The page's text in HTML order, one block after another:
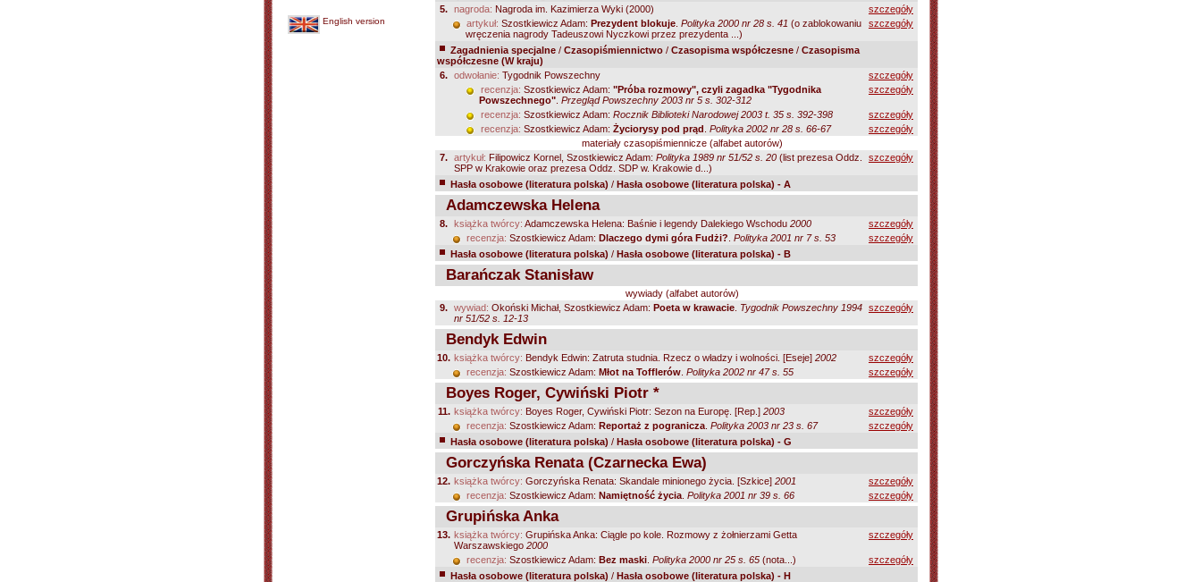
English version
5. nagroda: Nagroda im. Kazimierza Wyki (2000)
szczegóły
artykuł: Szostkiewicz Adam: Prezydent blokuje Polityka 2000 nr 28 s. 41 (o zablokowaniu
wręczenia nagrody Tadeuszowi Nyczkowi przez prezydenta ...)
szczegóły
Zagadnienia specjalne / Czasopiśmiennictwo / Czasopisma współczesne / Czasopisma
współczesne (W kraju)
6. odwołanie: Tygodnik Powszechny
szczegóły
recenzja: Szostkiewicz Adam: "Próba rozmowy", czyli zagadka "Tygodnika
Powszechnego" Przegląd Powszechny 2003 nr 5 s. 302-312
szczegóły
recenzja: Szostkiewicz Adam: Rocznik Biblioteki Narodowej 2003 t. 35 s. 392-398
szczegóły
recenzja: Szostkiewicz Adam: Życiorysy pod prąd Polityka 2002 nr 28 s. 66-67
szczegóły
materiały czasopiśmiennicze (alfabet autorów)
7. artykuł: Filipowicz Kornel, Szostkiewicz Adam: Polityka 1989 nr 51/52 s. 20 (list prezesa Oddz.
SPP w Krakowie oraz prezesa Oddz. SDP w. Krakowie d...)
szczegóły
Hasła osobowe (literatura polska) / Hasła osobowe (literatura polska) - A
Adamczewska Helena
8. książka twórcy: Adamczewska Helena: Baśnie i legendy Dalekiego Wschodu 2000
szczegóły
recenzja: Szostkiewicz Adam: Dlaczego dymi góra Fudżi? Polityka 2001 nr 7 s. 53
szczegóły
Hasła osobowe (literatura polska) / Hasła osobowe (literatura polska) - B
Barańczak Stanisław
wywiady (alfabet autorów)
9. wywiad: Okoński Michał, Szostkiewicz Adam: Poeta w krawacie Tygodnik Powszechny 1994
nr 51/52 s. 12-13
szczegóły
Bendyk Edwin
10. książka twórcy: Bendyk Edwin: Zatruta studnia. Rzecz o władzy i wolności. [Eseje] 2002
szczegóły
recenzja: Szostkiewicz Adam: Młot na Tofflerów Polityka 2002 nr 47 s. 55 szczegóły
Boyes Roger, Cywiński Piotr *
11. książka twórcy: Boyes Roger, Cywiński Piotr: Sezon na Europę. [Rep.] 2003
szczegóły
recenzja: Szostkiewicz Adam: Reportaż z pogranicza Polityka 2003 nr 23 s. 67
szczegóły
Hasła osobowe (literatura polska) / Hasła osobowe (literatura polska) - G
Gorczyńska Renata (Czarnecka Ewa)
12. książka twórcy: Gorczyńska Renata: Skandale minionego życia. [Szkice] 2001
szczegóły
recenzja: Szostkiewicz Adam: Namiętność życia Polityka 2001 nr 39 s. 66 szczegóły
Grupińska Anka
13. książka twórcy: Grupińska Anka: Ciągle po kole. Rozmowy z żołnierzami Getta
Warszawskiego 2000
szczegóły
recenzja: Szostkiewicz Adam: Bez maski Polityka 2000 nr 25 s. 65 (nota...)
szczegóły
Hasła osobowe (literatura polska) / Hasła osobowe (literatura polska) - H